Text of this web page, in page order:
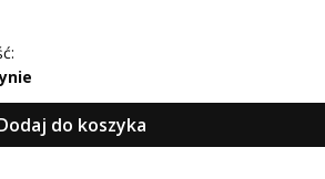
do koszyka